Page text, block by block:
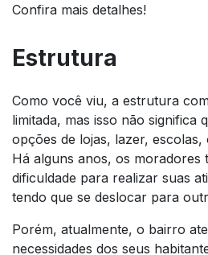
Confira mais detalhes!
Estrutura
Como você viu, a estrutura
limitada, mas isso não significa
opções de lojas, lazer, escolas,
Há alguns anos, os moradores
dificuldade para realizar suas
tendo que se deslocar para
Porém, atualmente, o bairro
necessidades dos seus